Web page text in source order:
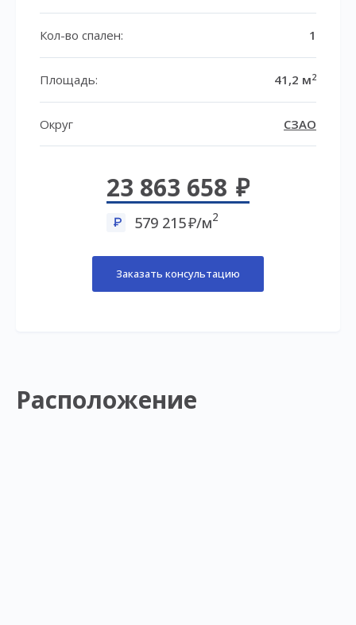
Кол-во спален: 1
Площадь: 41,2 м2
Округ СЗАО
23 863 658
579 215 /м2
Заказать консультацию
Расположение